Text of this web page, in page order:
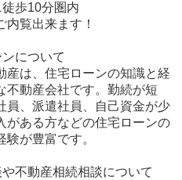
歩10分圏内
内覧出来ます！
について
産は、住宅ローンの知識と経
不動産会社です。勤続が短
員、派遣社員、自己資金が少
がある方などの住宅ローンの
験が豊富です。
不動産相続相談について